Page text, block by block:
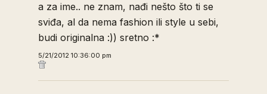
a za ime.. ne znam, nađi nešto što ti se
sviđa, al da nema fashion ili style u sebi,
budi originalna :)) sretno :*
5/21/2012 10:36:00 pm